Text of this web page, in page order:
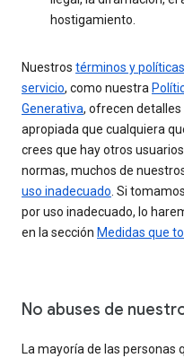
hostigamiento.
Nuestros términos y
servicio, como nuestra
Generativa, ofrecen
apropiada que cualquiera
crees que hay otros
normas, muchos de
uso inadecuado. Si
por uso inadecuado, lo
en la sección Medidas que
No abuses de
La mayoría de las personas